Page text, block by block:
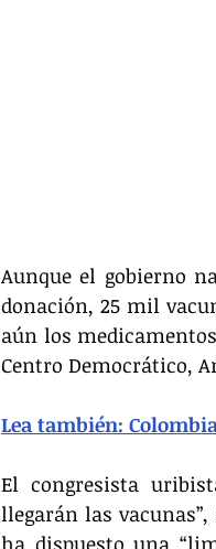
Aunque el gobierno
donación, 25 mil
aún los
Centro Democrático,
Lea también:
El congresista
llegarán las